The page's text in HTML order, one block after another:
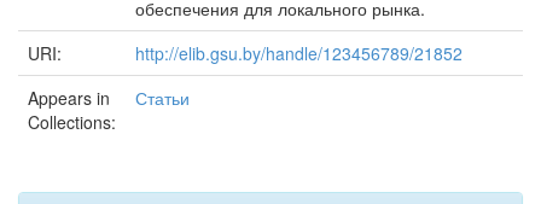
обеспечения для локального рынка.
URI:
http://elib.gsu.by/handle/123456789/21852
Appears in
Collections:
Статьи